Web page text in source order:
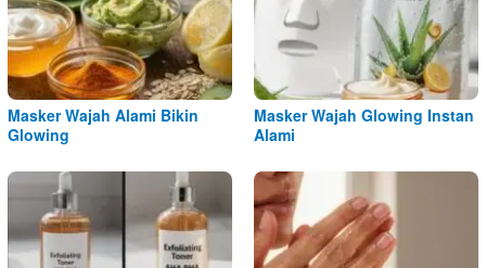
Masker Wajah Alami Bikin
Glowing
Masker Wajah Glowing Instan
Alami